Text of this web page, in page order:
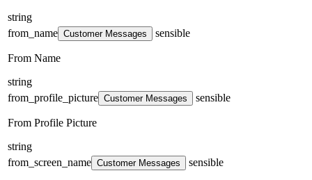
string
from_name Customer Messages sensible
From Name
string
from_profile_picture Customer Messages sensible
From Profile Picture
string
from_screen_name Customer Messages sensible